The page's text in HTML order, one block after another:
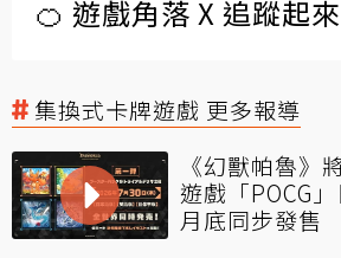
🍊 遊戲角落 X 追蹤起來
集換式卡牌遊戲 更多報導
《幻獸帕魯》
遊戲「POCG
月底同步發售